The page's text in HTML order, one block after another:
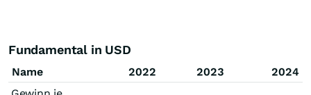
Fundamental in USD
Name 2022 2023
2024